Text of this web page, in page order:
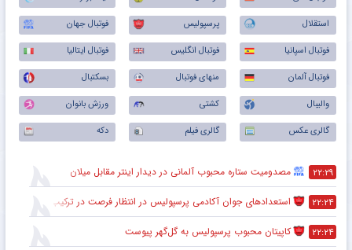
استقلال
پرسپولیس
فوتبال جهان
فوتبال اسپانیا
فوتبال انگلیس
فوتبال ایتالیا
فوتبال آلمان
منهای فوتبال
بسکتبال
والیبال
کشتی
ورزش بانوان
گالری عکس
گالری فیلم دکه
۲۲:۲۹ مصدومیت ستاره محبوب آلمانی در دیدار اینتر مقابل میلان
۲۲:۲۴ استعدادهای جوان آکادمی پرسپولیس در انتظار فرصت در ترکیب اصلی
۲۲:۲۴ کاپیتان محبوب پرسپولیس به گل‌گهر پیوست